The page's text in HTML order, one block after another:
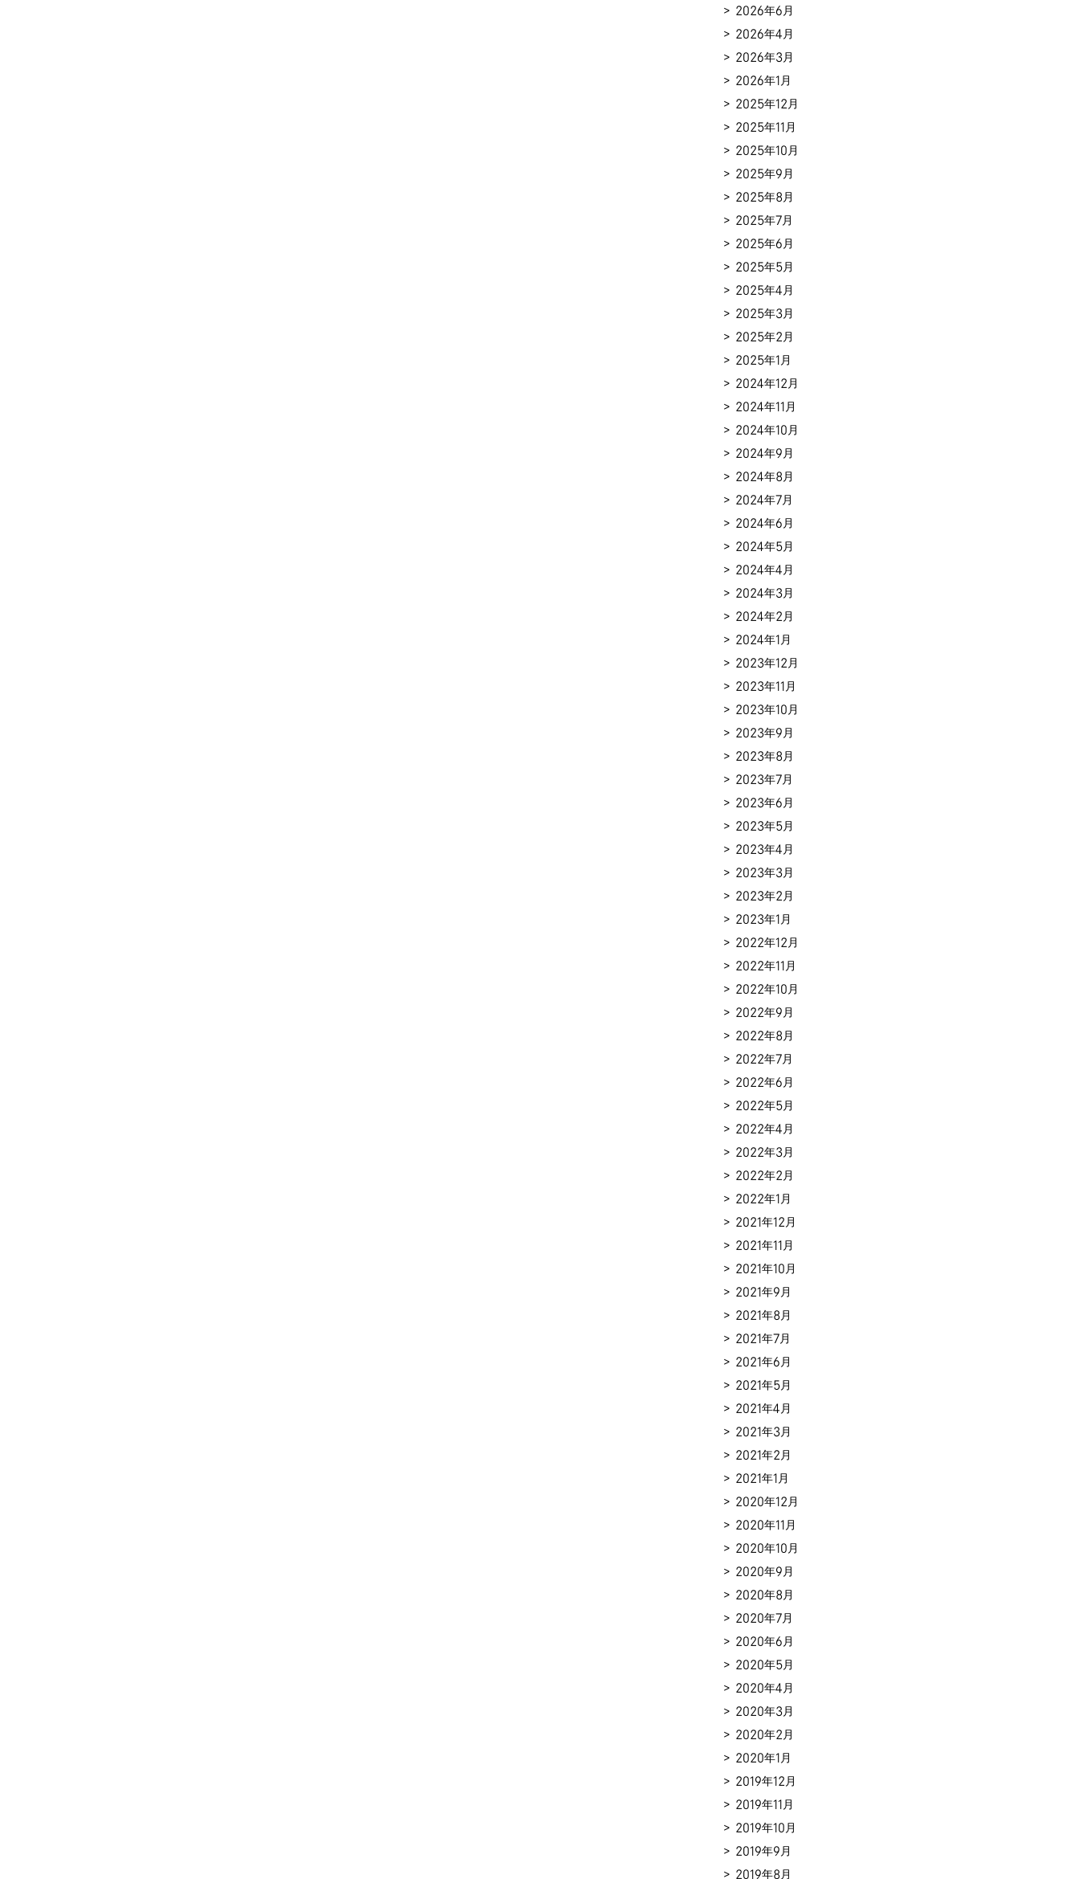
2026年6月
2026年4月
2026年3月
2026年1月
2025年12月
2025年11月
2025年10月
2025年9月
2025年8月
2025年7月
2025年6月
2025年5月
2025年4月
2025年3月
2025年2月
2025年1月
2024年12月
2024年11月
2024年10月
2024年9月
2024年8月
2024年7月
2024年6月
2024年5月
2024年4月
2024年3月
2024年2月
2024年1月
2023年12月
2023年11月
2023年10月
2023年9月
2023年8月
2023年7月
2023年6月
2023年5月
2023年4月
2023年3月
2023年2月
2023年1月
2022年12月
2022年11月
2022年10月
2022年9月
2022年8月
2022年7月
2022年6月
2022年5月
2022年4月
2022年3月
2022年2月
2022年1月
2021年12月
2021年11月
2021年10月
2021年9月
2021年8月
2021年7月
2021年6月
2021年5月
2021年4月
2021年3月
2021年2月
2021年1月
2020年12月
2020年11月
2020年10月
2020年9月
2020年8月
2020年7月
2020年6月
2020年5月
2020年4月
2020年3月
2020年2月
2020年1月
2019年12月
2019年11月
2019年10月
2019年9月
2019年8月